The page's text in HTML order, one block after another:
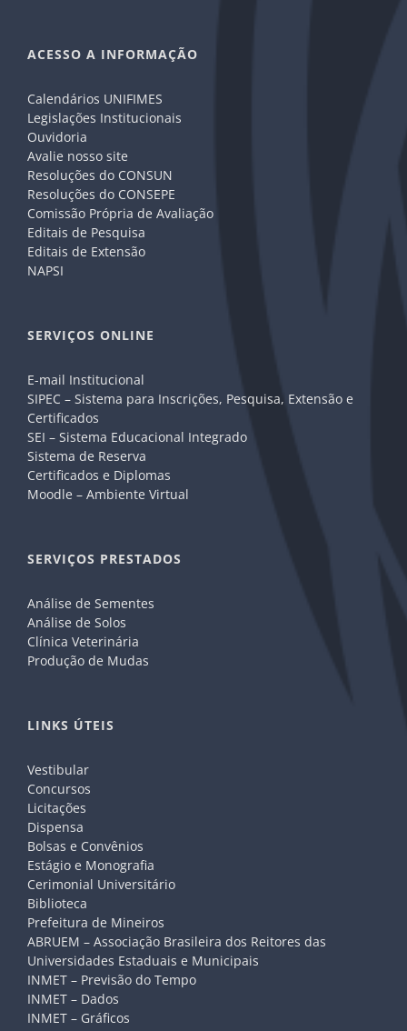
ACESSO A INFORMAÇÃO
Calendários UNIFIMES
Legislações Institucionais
Ouvidoria
Avalie nosso site
Resoluções do CONSUN
Resoluções do CONSEPE
Comissão Própria de Avaliação
Editais de Pesquisa
Editais de Extensão
NAPSI
SERVIÇOS ONLINE
E-mail Institucional
SIPEC – Sistema para Inscrições, Pesquisa, Extensão e
Certificados
SEI – Sistema Educacional Integrado
Sistema de Reserva
Certificados e Diplomas
Moodle – Ambiente Virtual
SERVIÇOS PRESTADOS
Análise de Sementes
Análise de Solos
Clínica Veterinária
Produção de Mudas
LINKS ÚTEIS
Vestibular
Concursos
Licitações
Dispensa
Bolsas e Convênios
Estágio e Monografia
Cerimonial Universitário
Biblioteca
Prefeitura de Mineiros
ABRUEM – Associação Brasileira dos Reitores das
Universidades Estaduais e Municipais
INMET – Previsão do Tempo
INMET – Dados
INMET – Gráficos